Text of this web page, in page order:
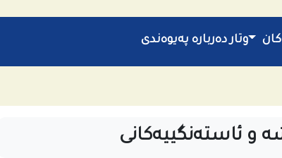
وتار دەربارە پەیوەندی
و ئاسته‌نگییه‌كانى